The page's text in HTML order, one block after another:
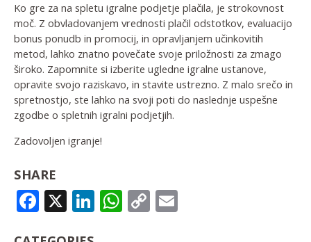
Ko gre za na spletu igralne podjetje plačila, je strokovnost
moč. Z obvladovanjem vrednosti plačil odstotkov, evaluacijo
bonus ponudb in promocij, in opravljanjem učinkovitih
metod, lahko znatno povečate svoje priložnosti za zmago
široko. Zapomnite si izberite ugledne igralne ustanove,
opravite svojo raziskavo, in stavite ustrezno. Z malo srečo in
spretnostjo, ste lahko na svoji poti do naslednje uspešne
zgodbe o spletnih igralni podjetjih.
Zadovoljen igranje!
SHARE
FACEBOOK
X LINKEDIN
WHATSAPP
COPY